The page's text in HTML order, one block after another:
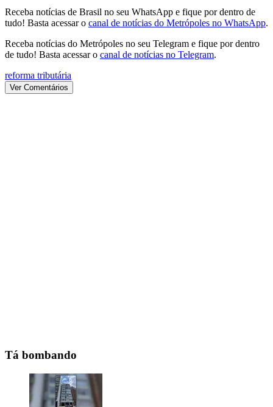
Receba notícias de Brasil no seu WhatsApp e fique por dentro de
tudo! Basta acessar o canal de notícias do Metrópoles no WhatsApp.
Receba notícias do Metrópoles no seu Telegram e fique por dentro
de tudo! Basta acessar o canal de notícias no Telegram.
reforma tributária
Ver Comentários
Tá bombando